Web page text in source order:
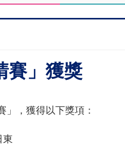
賽」獲獎
，獲得以下獎項：
東